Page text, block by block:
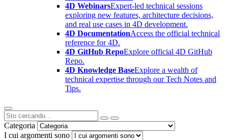
4D WebinarsExpert-led technical sessions
exploring new features, architecture decisions,
and real use cases in 4D development.
4D DocumentationAccess the official technical
reference for 4D.
4D GitHub RepoExplore official 4D GitHub
Repo.
4D Knowledge BaseExplore a wealth of
technical expertise through our Tech Notes and
Tips.
Categoria
I cui argomenti sono